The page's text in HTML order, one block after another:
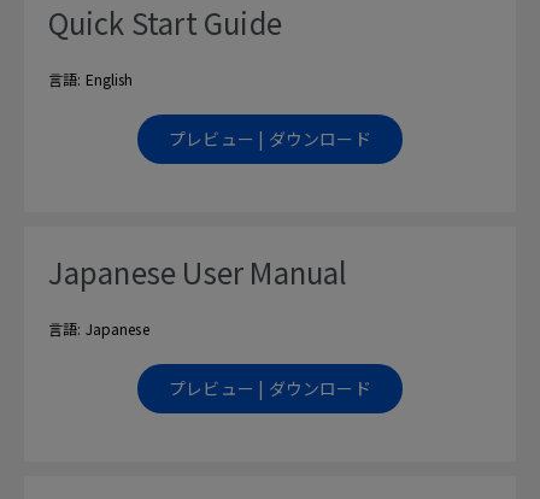
Quick Start Guide
言語: English
プレビュー | ダウンロード
Japanese User Manual
言語: Japanese
プレビュー | ダウンロード